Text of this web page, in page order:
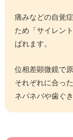
痛みなどの自覚
ため「サイレン
ばれます。
位相差顕微鏡で
それぞれに合っ
ネバネバや歯ぐ